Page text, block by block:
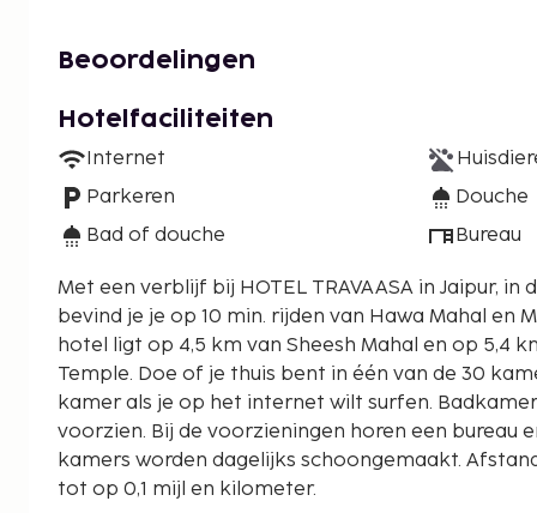
Beoordelingen
Hotelfaciliteiten
Internet
Parkeren
Bad of douche
Douche
Bureau
Met een verblijf bij HOTEL TRAVAASA in Jaipur, in
bevind je je op 10 min. rijden van Hawa Mahal en
hotel ligt op 4,5 km van Sheesh Mahal en op 5,4
Temple. Doe of je thuis bent in één van de 30
kamer als je op het internet wilt surfen.
voorzien. Bij de voorzieningen horen een bureau
kamers worden dagelijks schoongemaakt.
tot op 0,1 mijl en kilometer.